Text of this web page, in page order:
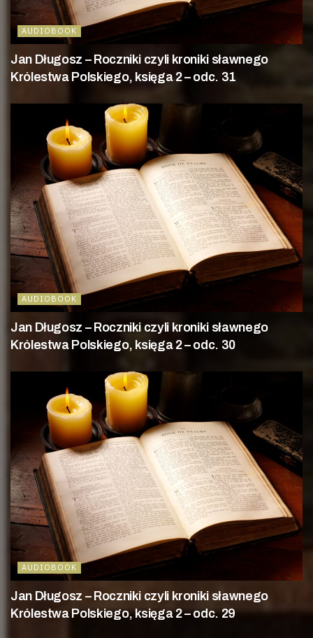
AUDIOBOOK
Jan Długosz – Roczniki czyli kroniki sławnego
Królestwa Polskiego, księga 2 – odc. 31
AUDIOBOOK
Jan Długosz – Roczniki czyli kroniki sławnego
Królestwa Polskiego, księga 2 – odc. 30
AUDIOBOOK
Jan Długosz – Roczniki czyli kroniki sławnego
Królestwa Polskiego, księga 2 – odc. 29